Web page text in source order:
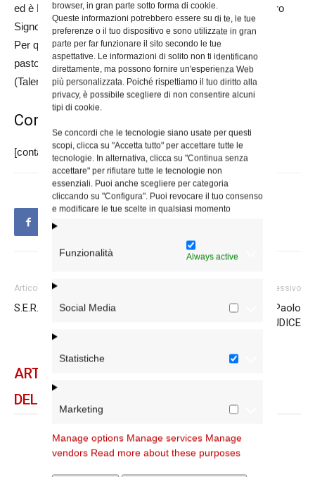
browser, in gran parte sotto forma di cookie.
Queste informazioni potrebbero essere su di te, le tue
preferenze o il tuo dispositivo e sono utilizzate in gran
parte per far funzionare il sito secondo le tue
aspettative. Le informazioni di solito non ti identificano
direttamente, ma possono fornire un'esperienza Web
più personalizzata. Poiché rispettiamo il tuo diritto alla
privacy, è possibile scegliere di non consentire alcuni
tipi di cookie.
Se concordi che le tecnologie siano usate per questi
scopi, clicca su "Accetta tutto" per accettare tutte le
tecnologie. In alternativa, clicca su "Continua senza
accettare" per rifiutare tutte le tecnologie non
essenziali. Puoi anche scegliere per categoria
cliccando su "Configura". Puoi revocare il tuo consenso
e modificare le tue scelte in qualsiasi momento
Funzionalità Always active
Social Media
Statistiche
Marketing
Manage options Manage services Manage
vendors Read more about these purposes
ed è Primicerio dell’Arciconfraternita della Natività di Nostro
Signore Gesù Cristo e degli Agonizzanti.
Per quattro anni ha vissuto in maniera diretta l’esperienza
pastorale da Parroco, prima a San Giovanni Crisostomo
(Talenti) e poi alla Natività di Nostro Signore Gesù Cristo.
Contatta S.E.R. Mons. Selvadagi
[contact-form-7 404 "Not Found"]
Articolo precedente
S.E.R. Mons. Lorenzo LEUZZI
Articolo successivo
S.E.R. Mons. Augusto Paolo
LOJUDICE
ARTICOLI CORRELATI
DELLO STESSO AUTORE
RIVISTA DIOCESANA